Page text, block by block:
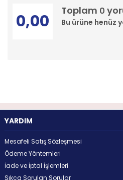
Toplam 0
Bu ürüne henüz
0,00
YARDIM
Mesafeli Satış Sözleşmesi
Ödeme Yöntemleri
İade ve İptal İşlemleri
Sıkça Sorulan Sorular